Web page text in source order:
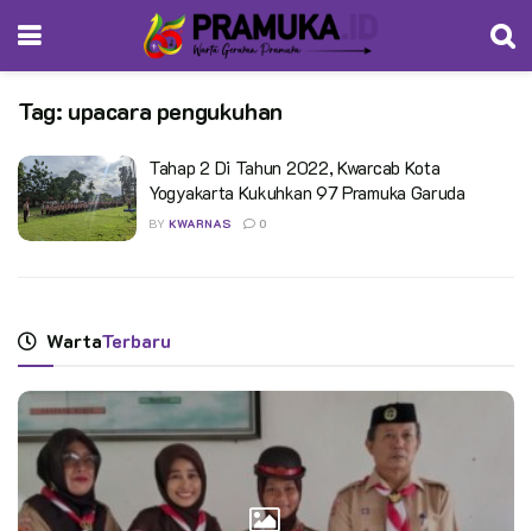
Tag: upacara pengukuhan
Tahap 2 Di Tahun 2022, Kwarcab Kota
Yogyakarta Kukuhkan 97 Pramuka Garuda
BY KWARNAS 0
WartaTerbaru